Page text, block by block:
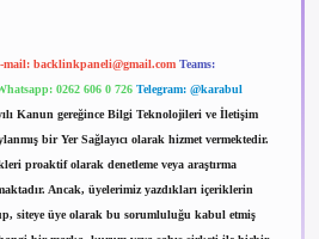
mail: backlinkpaneli@gmail.com Teams:
0262 606 0 726 Telegram: @karabul
Kanun gereğince Bilgi Teknolojileri ve İletişim
bir Yer Sağlayıcı olarak hizmet vermektedir.
proaktif olarak denetleme veya araştırma
Ancak, üyelerimiz yazdıkları içeriklerin
siteye üye olarak bu sorumluluğu kabul etmiş